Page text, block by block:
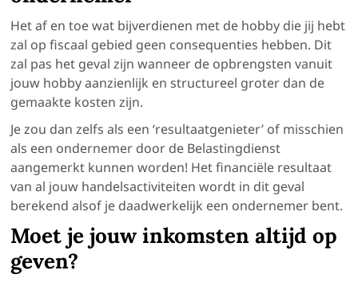
Het af en toe wat bijverdienen met de hobby die jij hebt
zal op fiscaal gebied geen consequenties hebben. Dit
zal pas het geval zijn wanneer de opbrengsten vanuit
jouw hobby aanzienlijk en structureel groter dan de
gemaakte kosten zijn.
Je zou dan zelfs als een ‘resultaatgenieter’ of misschien
als een ondernemer door de Belastingdienst
aangemerkt kunnen worden! Het financiële resultaat
van al jouw handelsactiviteiten wordt in dit geval
berekend alsof je daadwerkelijk een ondernemer bent.
Moet je jouw inkomsten altijd op
geven?